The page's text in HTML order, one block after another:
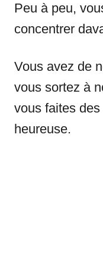
Peu à peu,
concentrer
Vous avez de
vous sortez à
vous faites
heureuse.